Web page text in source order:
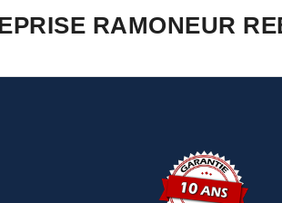
RAMONEUR